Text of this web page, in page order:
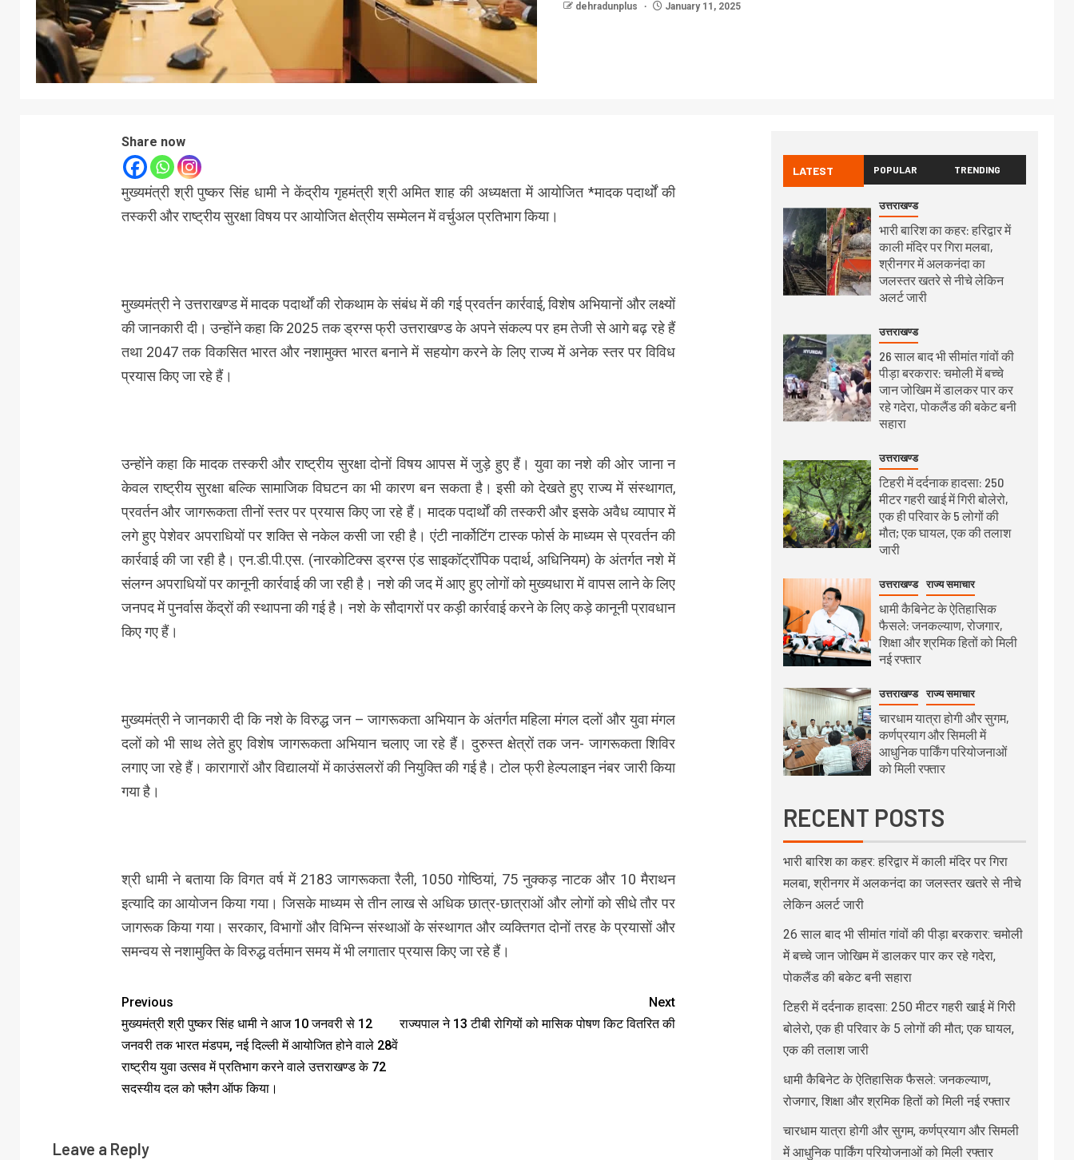
dehradunplus January 11, 2025
Share now
मुख्यमंत्री श्री पुष्कर सिंह धामी ने केंद्रीय गृहमंत्री श्री अमित शाह की अध्यक्षता में आयोजित *मादक पदार्थों की
तस्करी और राष्ट्रीय सुरक्षा विषय पर आयोजित क्षेत्रीय सम्मेलन में वर्चुअल प्रतिभाग किया।
मुख्यमंत्री ने उत्तराखण्ड में मादक पदार्थों की रोकथाम के संबंध में की गई प्रवर्तन कार्रवाई, विशेष अभियानों और लक्ष्यों
की जानकारी दी। उन्होंने कहा कि 2025 तक ड्रग्स फ्री उत्तराखण्ड के अपने संकल्प पर हम तेजी से आगे बढ़ रहे हैं
तथा 2047 तक विकसित भारत और नशामुक्त भारत बनाने में सहयोग करने के लिए राज्य में अनेक स्तर पर विविध
प्रयास किए जा रहे हैं।
उन्होंने कहा कि मादक तस्करी और राष्ट्रीय सुरक्षा दोनों विषय आपस में जुड़े हुए हैं। युवा का नशे की ओर जाना न
केवल राष्ट्रीय सुरक्षा बल्कि सामाजिक विघटन का भी कारण बन सकता है। इसी को देखते हुए राज्य में संस्थागत,
प्रवर्तन और जागरूकता तीनों स्तर पर प्रयास किए जा रहे हैं। मादक पदार्थों की तस्करी और इसके अवैध व्यापार में
लगे हुए पेशेवर अपराधियों पर शक्ति से नकेल कसी जा रही है। एंटी नार्कोटिंग टास्क फोर्स के माध्यम से प्रवर्तन की
कार्रवाई की जा रही है। एन.डी.पी.एस. (नारकोटिक्स ड्रग्स एंड साइकॉट्रॉपिक पदार्थ, अधिनियम) के अंतर्गत नशे में
संलग्न अपराधियों पर कानूनी कार्रवाई की जा रही है। नशे की जद में आए हुए लोगों को मुख्यधारा में वापस लाने के लिए
जनपद में पुनर्वास केंद्रों की स्थापना की गई है। नशे के सौदागरों पर कड़ी कार्रवाई करने के लिए कड़े कानूनी प्रावधान
किए गए हैं।
मुख्यमंत्री ने जानकारी दी कि नशे के विरुद्ध जन – जागरूकता अभियान के अंतर्गत महिला मंगल दलों और युवा मंगल
दलों को भी साथ लेते हुए विशेष जागरूकता अभियान चलाए जा रहे हैं। दुरुस्त क्षेत्रों तक जन- जागरूकता शिविर
लगाए जा रहे हैं। कारागारों और विद्यालयों में काउंसलरों की नियुक्ति की गई है। टोल फ्री हेल्पलाइन नंबर जारी किया
गया है।
श्री धामी ने बताया कि विगत वर्ष में 2183 जागरूकता रैली, 1050 गोष्ठियां, 75 नुक्कड़ नाटक और 10 मैराथन
इत्यादि का आयोजन किया गया। जिसके माध्यम से तीन लाख से अधिक छात्र-छात्राओं और लोगों को सीधे तौर पर
जागरूक किया गया। सरकार, विभागों और विभिन्न संस्थाओं के संस्थागत और व्यक्तिगत दोनों तरह के प्रयासों और
समन्वय से नशामुक्ति के विरुद्ध वर्तमान समय में भी लगातार प्रयास किए जा रहे हैं।
Previous
मुख्यमंत्री श्री पुष्कर सिंह धामी ने आज 10 जनवरी से 12
जनवरी तक भारत मंडपम, नई दिल्ली में आयोजित होने वाले 28वें
राष्ट्रीय युवा उत्सव में प्रतिभाग करने वाले उत्तराखण्ड के 72
सदस्यीय दल को फ्लैग ऑफ किया।
Next
राज्यपाल ने 13 टीबी रोगियों को मासिक पोषण किट वितरित की
Leave a Reply
LATEST POPULAR TRENDING
उत्तराखण्ड
भारी बारिश का कहर: हरिद्वार में
काली मंदिर पर गिरा मलबा,
श्रीनगर में अलकनंदा का
जलस्तर खतरे से नीचे लेकिन
अलर्ट जारी
उत्तराखण्ड
26 साल बाद भी सीमांत गांवों की
पीड़ा बरकरार: चमोली में बच्चे
जान जोखिम में डालकर पार कर
रहे गदेरा, पोकलैंड की बकेट बनी
सहारा
उत्तराखण्ड
टिहरी में दर्दनाक हादसा: 250
मीटर गहरी खाई में गिरी बोलेरो,
एक ही परिवार के 5 लोगों की
मौत; एक घायल, एक की तलाश
जारी
उत्तराखण्ड राज्य समाचार
धामी कैबिनेट के ऐतिहासिक
फैसले: जनकल्याण, रोजगार,
शिक्षा और श्रमिक हितों को मिली
नई रफ्तार
उत्तराखण्ड राज्य समाचार
चारधाम यात्रा होगी और सुगम,
कर्णप्रयाग और सिमली में
आधुनिक पार्किंग परियोजनाओं
को मिली रफ्तार
RECENT POSTS
भारी बारिश का कहर: हरिद्वार में काली मंदिर पर गिरा
मलबा, श्रीनगर में अलकनंदा का जलस्तर खतरे से नीचे
लेकिन अलर्ट जारी
26 साल बाद भी सीमांत गांवों की पीड़ा बरकरार: चमोली
में बच्चे जान जोखिम में डालकर पार कर रहे गदेरा,
पोकलैंड की बकेट बनी सहारा
टिहरी में दर्दनाक हादसा: 250 मीटर गहरी खाई में गिरी
बोलेरो, एक ही परिवार के 5 लोगों की मौत; एक घायल,
एक की तलाश जारी
धामी कैबिनेट के ऐतिहासिक फैसले: जनकल्याण,
रोजगार, शिक्षा और श्रमिक हितों को मिली नई रफ्तार
चारधाम यात्रा होगी और सुगम, कर्णप्रयाग और सिमली
में आधुनिक पार्किंग परियोजनाओं को मिली रफ्तार